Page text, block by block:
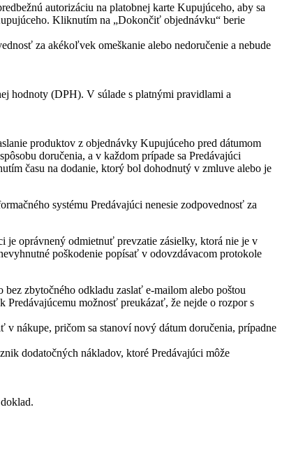
autorizáciu na platobnej karte Kupujúceho, aby sa
Kliknutím na „Dokončiť objednávku“ berie
za akékoľvek omeškanie alebo nedoručenie a nebude
hodnoty (DPH). V súlade s platnými pravidlami a
produktov z objednávky Kupujúceho pred dátumom
doručenia, a v každom prípade sa Predávajúci
času na dodanie, ktorý bol dohodnutý v zmluve alebo je
systému Predávajúci nenesie zodpovednosť za
oprávnený odmietnuť prevzatie zásielky, ktorá nie je v
poškodenie popísať v odovzdávacom protokole
zbytočného odkladu zaslať e-mailom alebo poštou
možnosť preukázať, že nejde o rozpor s
nákupe, pričom sa stanoví nový dátum doručenia, prípadne
dodatočných nákladov, ktoré Predávajúci môže